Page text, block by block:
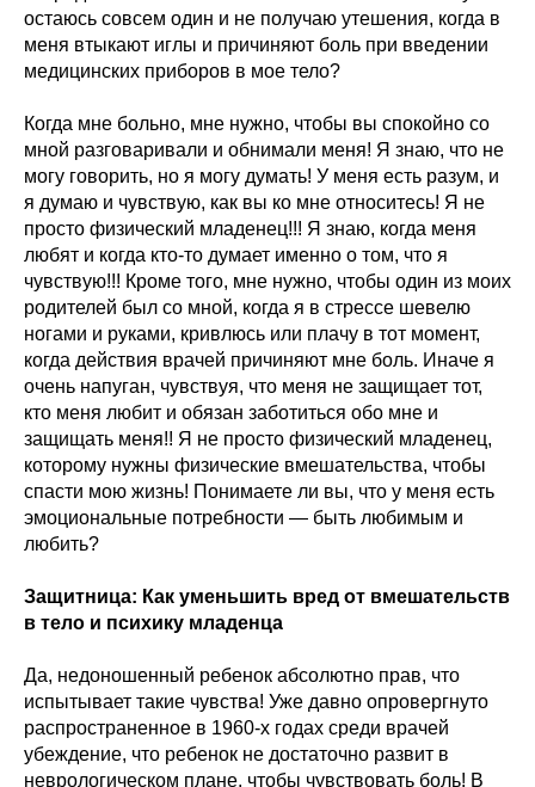
остаюсь совсем один и не получаю утешения, когда в
меня втыкают иглы и причиняют боль при введении
медицинских приборов в мое тело?
Когда мне больно, мне нужно, чтобы вы спокойно со
мной разговаривали и обнимали меня! Я знаю, что не
могу говорить, но я могу думать! У меня есть разум, и
я думаю и чувствую, как вы ко мне относитесь! Я не
просто физический младенец!!! Я знаю, когда меня
любят и когда кто-то думает именно о том, что я
чувствую!!! Кроме того, мне нужно, чтобы один из моих
родителей был со мной, когда я в стрессе шевелю
ногами и руками, кривлюсь или плачу в тот момент,
когда действия врачей причиняют мне боль. Иначе я
очень напуган, чувствуя, что меня не защищает тот,
кто меня любит и обязан заботиться обо мне и
защищать меня!! Я не просто физический младенец,
которому нужны физические вмешательства, чтобы
спасти мою жизнь! Понимаете ли вы, что у меня есть
эмоциональные потребности — быть любимым и
любить?
Защитница: Как уменьшить вред от вмешательств
в тело и психику младенца
Да, недоношенный ребенок абсолютно прав, что
испытывает такие чувства! Уже давно опровергнуто
распространенное в 1960-х годах среди врачей
убеждение, что ребенок не достаточно развит в
неврологическом плане, чтобы чувствовать боль! В